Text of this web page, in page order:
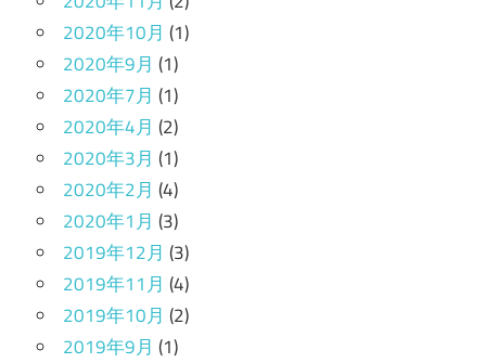
2020年10月 (1)
2020年9月 (1)
2020年7月 (1)
2020年4月 (2)
2020年3月 (1)
2020年2月 (4)
2020年1月 (3)
2019年12月 (3)
2019年11月 (4)
2019年10月 (2)
2019年9月 (1)